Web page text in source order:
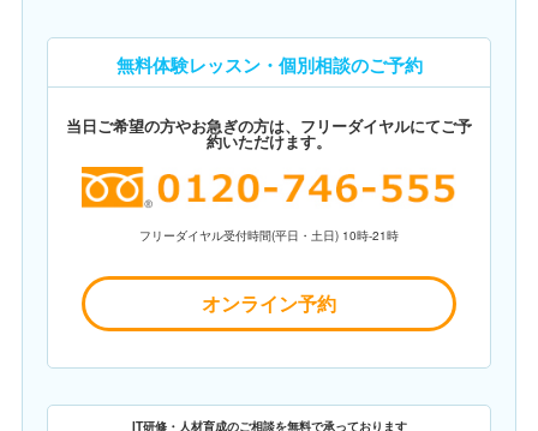
無料体験レッスン・個別相談のご予約
当日ご希望の方やお急ぎの方は、フリーダイヤルにてご予
約いただけます。
フリーダイヤル受付時間(平日・土日) 10時-21時
オンライン予約
IT研修・人材育成のご相談を無料で承っております